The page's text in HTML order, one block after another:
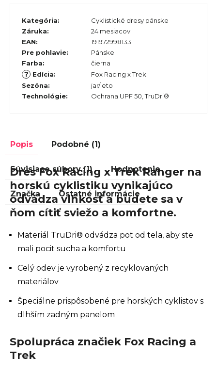
Kategória:
Cyklistické dresy pánske
Záruka:
24 mesiacov
EAN:
191972998133
Pre pohlavie:
Pánske
Farba: čierna
? Edícia:
Fox Racing x Trek
Sezóna:
jar/leto
Technológie: Ochrana UPF 50, TruDri®
Popis Podobné (1)
Súvisiace súbory (1) Hodnotenie
Značka Ostatné informácie
Dres Fox Racing x Trek Ranger na
horskú cyklistiku vynikajúco
odvádza vlhkosť a budete sa v
ňom cítiť sviežo a komfortne.
Materiál TruDri® odvádza pot od tela, aby ste
mali pocit sucha a komfortu
Celý odev je vyrobený z recyklovaných
materiálov
Špeciálne prispôsobené pre horských cyklistov s
dlhším zadným panelom
Spolupráca značiek Fox Racing a
Trek